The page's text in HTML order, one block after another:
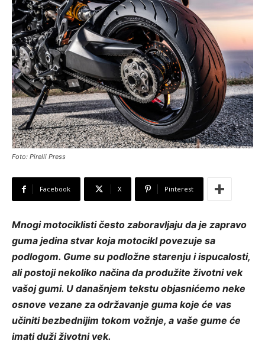
Foto: Pirelli Press
Facebook X Pinterest
Mnogi motociklisti često zaboravljaju da je zapravo
guma jedina stvar koja motocikl povezuje sa
podlogom. Gume su podložne starenju i ispucalosti,
ali postoji nekoliko načina da produžite životni vek
vašoj gumi. U današnjem tekstu objasnićemo neke
osnove vezane za održavanje guma koje će vas
učiniti bezbednijim tokom vožnje, a vaše gume će
imati duži životni vek.